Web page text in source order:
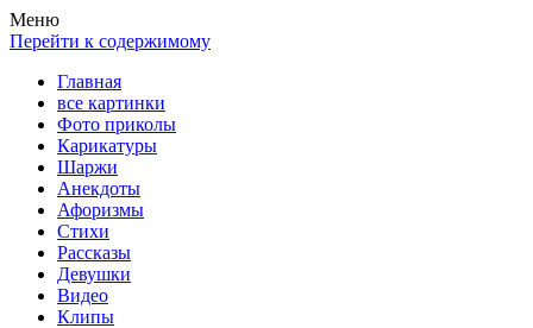
Весела хата — прикольные картинки, смешные истории,
клипы!
Покажем всем ваши фото приколы, карикатуры, шаржи, стихи,
рассказы, видео и песни!
Меню
Перейти к содержимому
Главная
все картинки
Фото приколы
Карикатуры
Шаржи
Анекдоты
Афоризмы
Стихи
Рассказы
Девушки
Видео
Клипы